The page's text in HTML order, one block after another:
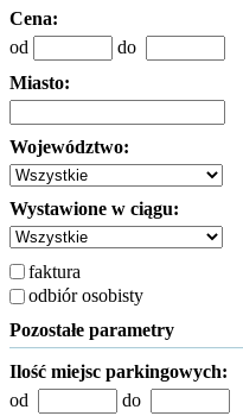
Cena:
od
do
Miasto:
Województwo:
Wystawione w ciągu:
faktura
odbiór osobisty
Pozostałe parametry
Ilość miejsc parkingowych:
od
do